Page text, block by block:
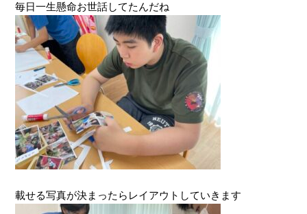
毎日一生懸命お世話してたんだね
載せる写真が決まったらレイアウトしていきます